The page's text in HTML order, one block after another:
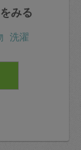
みる
洗濯